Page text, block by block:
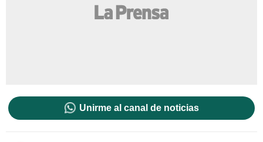
Unirme al canal de noticias